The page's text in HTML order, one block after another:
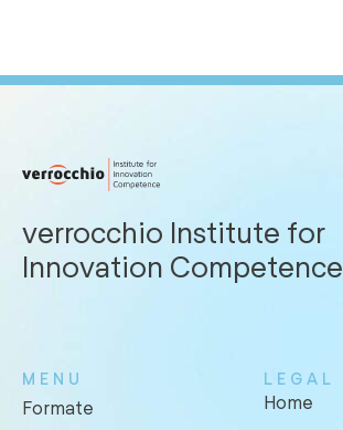
verrocchio Institute for
Innovation Competence
MENU
Formate
LEGAL
Home